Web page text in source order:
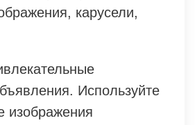
карусели,
Используйте
изображения